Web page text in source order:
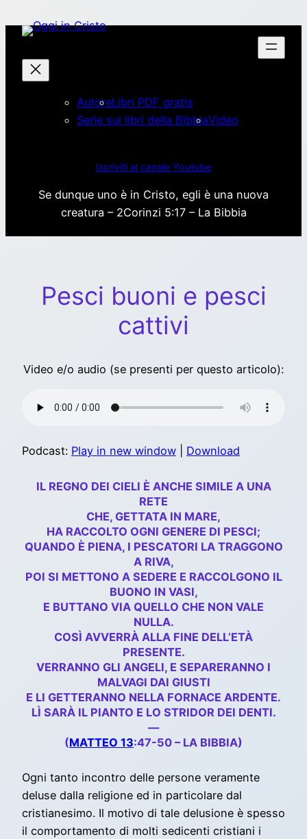
AutoreLibri PDF gratis
Serie sui libri della BibbiaVideo
Iscriviti al canale Youtube
Se dunque uno è in Cristo, egli è una nuova
creatura – 2Corinzi 5:17 – La Bibbia
Pesci buoni e pesci
cattivi
Video e/o audio (se presenti per questo articolo):
Podcast: Play in new window Download
IL REGNO DEI CIELI È ANCHE SIMILE A UNA
RETE
CHE, GETTATA IN MARE,
HA RACCOLTO OGNI GENERE DI PESCI;
QUANDO È PIENA, I PESCATORI LA TRAGGONO
A RIVA,
POI SI METTONO A SEDERE E RACCOLGONO IL
BUONO IN VASI,
E BUTTANO VIA QUELLO CHE NON VALE
NULLA.
COSÌ AVVERRÀ ALLA FINE DELL’ETÀ
PRESENTE.
VERRANNO GLI ANGELI, E SEPARERANNO I
MALVAGI DAI GIUSTI
E LI GETTERANNO NELLA FORNACE ARDENTE.
LÌ SARÀ IL PIANTO E LO STRIDOR DEI DENTI.
—
(MATTEO 13:47-50 – LA BIBBIA)
Ogni tanto incontro delle persone veramente
deluse dalla religione ed in particolare dal
cristianesimo. Il motivo di tale delusione è spesso
il comportamento di molti sedicenti cristiani i